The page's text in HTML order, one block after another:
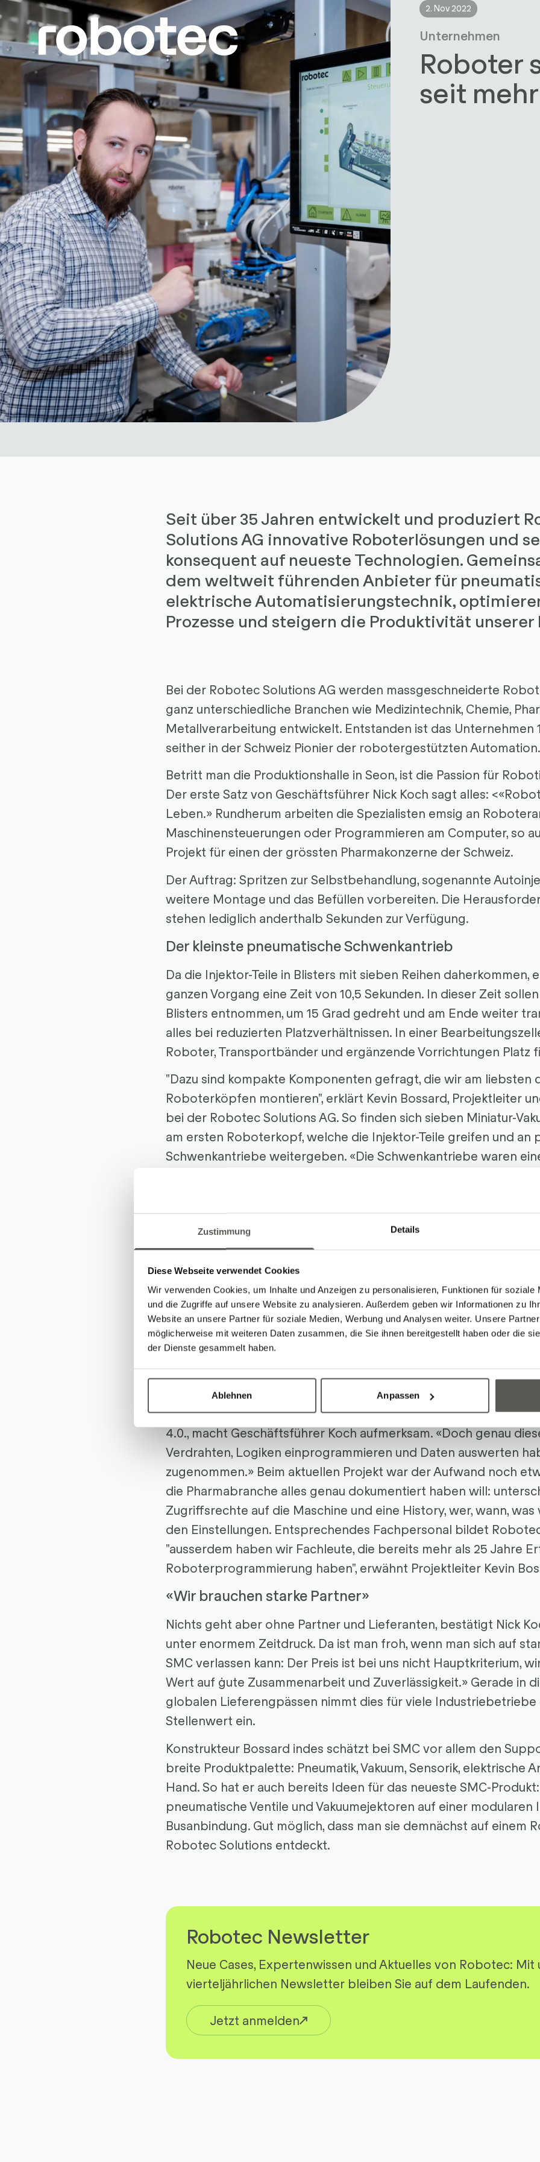
Zustimmung Details
Diese Webseite verwendet Cookies
Wir verwenden Cookies, um Inhalte und Anzeigen zu personalisieren, Funktionen für soziale
und die Zugriffe auf unsere Website zu analysieren. Außerdem geben wir Informationen zu
Website an unsere Partner für soziale Medien, Werbung und Analysen weiter. Unsere
möglicherweise mit weiteren Daten zusammen, die Sie ihnen bereitgestellt haben oder die
der Dienste gesammelt haben.
Ablehnen Anpassen
2. Nov 2022
Unternehmen
Roboter
seit
Seit über 35 Jahren entwickelt und produziert
Solutions AG innovative Roboterlösungen und
konsequent auf neueste Technologien.
dem weltweit führenden Anbieter für
elektrische Automatisierungstechnik,
Prozesse und steigern die Produktivität unserer
Bei der Robotec Solutions AG werden massgeschneiderte
ganz unterschiedliche Branchen wie Medizintechnik, Chemie,
Metallverarbeitung entwickelt. Entstanden ist das Unternehmen
seither in der Schweiz Pionier der robotergestützten Automation.
Betritt man die Produktionshalle in Seon, ist die Passion für
Der erste Satz von Geschäftsführer Nick Koch sagt alles:
Leben.» Rundherum arbeiten die Spezialisten emsig an
Maschinensteuerungen oder Programmieren am Computer, so
Projekt für einen der grössten Pharmakonzerne der Schweiz.
Der Auftrag: Spritzen zur Selbstbehandlung, sogenannte
weitere Montage und das Befüllen vorbereiten. Die
stehen lediglich anderthalb Sekunden zur Verfügung.
Der kleinste pneumatische Schwenkantrieb
Da die Injektor-Teile in Blisters mit sieben Reihen daherkommen,
ganzen Vorgang eine Zeit von 10,5 Sekunden. In dieser Zeit
Blisters entnommen, um 15 Grad gedreht und am Ende weiter
alles bei reduzierten Platzverhältnissen. In einer
Roboter, Transportbänder und ergänzende Vorrichtungen Platz
"Dazu sind kompakte Komponenten gefragt, die wir am liebsten
Roboterköpfen montieren", erklärt Kevin Bossard, Projektleiter
bei der Robotec Solutions AG. So finden sich sieben Miniatur-
am ersten Roboterkopf, welche die Injektor-Teile greifen und an
Schwenkantriebe weitergeben. «Die Schwenkantriebe waren
kleinsten Antrieb bei unserem Partner SMC gefunden», so
Drehen der Teile werden sie wieder mittels Vakuumsaugern
nächste Bearbeitungsstation weitertransferiert.
mit integrierten Funktionen. Deshalb setzte man auch bei der
auf SMC: Diese geschieht auf einer modularen Station (Insel), die
Vakuumejektoren,
Busanbindung und Überwachung besteht - alles in einem
einfach in der Beschaffung und der Integration in die Maschine.
Versteckte Digitalisierung
Was man auf der Maschine nicht sehen kann, ist die ganze
4.0., macht Geschäftsführer Koch aufmerksam. «Doch genau
Verdrahten, Logiken einprogrammieren und Daten auswerten
zugenommen.» Beim aktuellen Projekt war der Aufwand noch
die Pharmabranche alles genau dokumentiert haben will:
Zugriffsrechte auf die Maschine und eine History, wer, wann,
den Einstellungen. Entsprechendes Fachpersonal bildet
"ausserdem haben wir Fachleute, die bereits mehr als 25 Jahre
Roboterprogrammierung haben", erwähnt Projektleiter Kevin
«Wir brauchen starke Partner»
Nichts geht aber ohne Partner und Lieferanten, bestätigt Nick
unter enormem Zeitdruck. Da ist man froh, wenn man sich auf
SMC verlassen kann: Der Preis ist bei uns nicht Hauptkriterium,
Wert auf ġute Zusammenarbeit und Zuverlässigkeit.» Gerade in
globalen Lieferengpässen nimmt dies für viele Industriebetriebe
Stellenwert ein.
Konstrukteur Bossard indes schätzt bei SMC vor allem den
breite Produktpalette: Pneumatik, Vakuum, Sensorik, elektrische
Hand. So hat er auch bereits Ideen für das neueste SMC-
pneumatische Ventile und Vakuumejektoren auf einer modularen
Busanbindung. Gut möglich, dass man sie demnächst auf einem
Robotec Solutions entdeckt.
Robotec Newsletter
Neue Cases, Expertenwissen und Aktuelles von Robotec: Mit
vierteljährlichen Newsletter bleiben Sie auf dem Laufenden.
Jetzt anmelden